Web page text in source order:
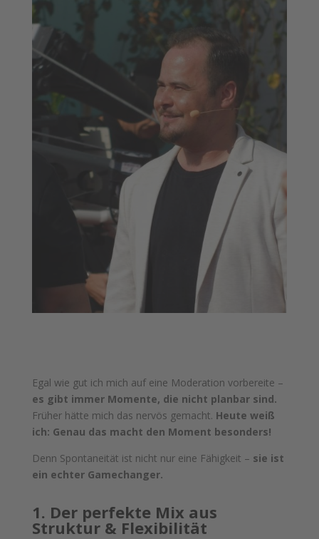
Egal wie gut ich mich auf eine Moderation vorbereite –
es gibt immer Momente, die nicht planbar sind.
Früher hätte mich das nervös gemacht. Heute weiß
ich: Genau das macht den Moment besonders!
Denn Spontaneität ist nicht nur eine Fähigkeit – sie ist
ein echter Gamechanger.
1. Der perfekte Mix aus
Struktur & Flexibilität